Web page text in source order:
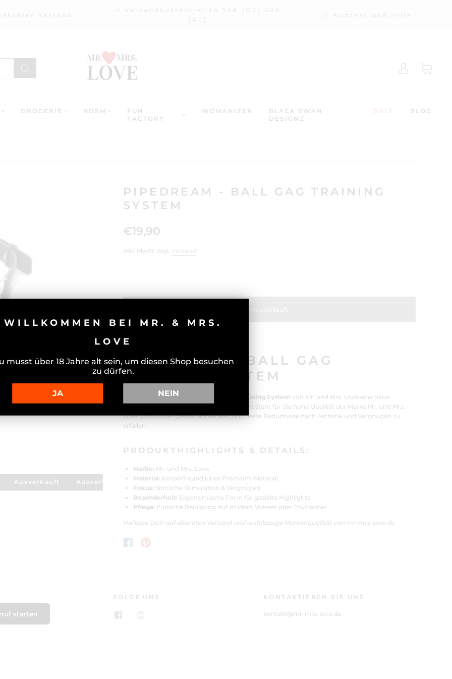
DROGERIE BDSM
FUN
FACTORY
WOMANIZER
BLACK SWAN
DESIGNZ
SALE BLOG
Ausverkauft Ausverkauft Ausverkauft Ausverkauft Ausverkauft
PIPEDREAM - BALL GAG TRAINING
SYSTEM
€19,90
inkl. MwSt. zzgl.
PIPEDREAM - BALL GAG
TRAINING SYSTEM
Erlebe mit demPipedream - Ball Gag Training System von Mr. und Mrs. Love eine neue
Dimension der Sinnlichkeit. Dieses Produkt steht für die hohe Qualität der Marke Mr. und Mrs.
Love und wurde speziell entwickelt, um Deine Bedürfnisse nach Ästhetik und Vergnügen zu
erfüllen.
PRODUKTHIGHLIGHTS & DETAILS:
Marke: Mr. und Mrs. Love
Material: Körperfreundliches Premium-Material
Fokus: Sinnliche Stimulation & Vergnügen
Besonderheit: Ergonomische Form für gezielte Highlights
Pflege: Einfache Reinigung mit mildem Wasser oder Toycleaner
Verlasse Dich auf diskreten Versand und erstklassige Markenqualität von mr-mrs-love.de.
starten
FOLGE UNS KONTAKTIEREN SIE UNS
kontakt@mr-mrs-love.de
WILLKOMMEN BEI MR. & MRS.
LOVE
musst über 18 Jahre alt sein, um diesen Shop besuchen
zu dürfen.
JA NEIN